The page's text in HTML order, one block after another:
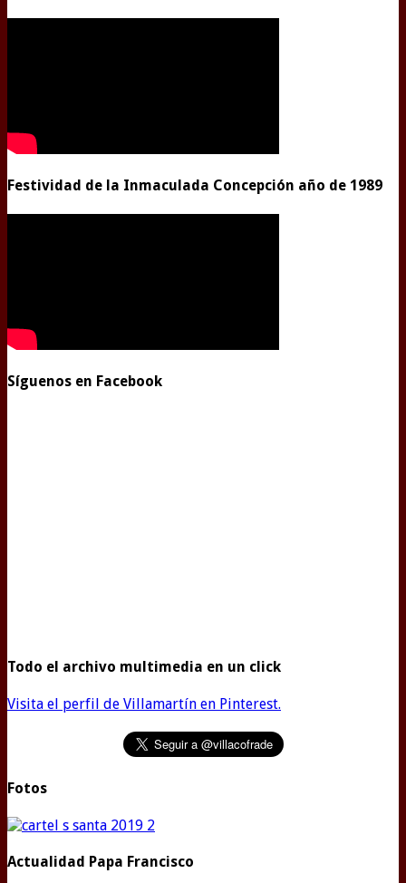
Festividad de la Inmaculada Concepción año de 1989
Síguenos en Facebook
Todo el archivo multimedia en un click
Visita el perfil de Villamartín en Pinterest.
Fotos
Actualidad Papa Francisco